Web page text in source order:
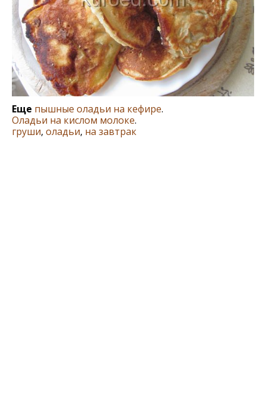
Еще пышные оладьи на кефире.
Оладьи на кислом молоке.
груши, оладьи, на завтрак